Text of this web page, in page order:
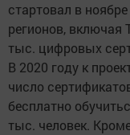
стартовал в
регионов, включая
тыс. цифровых
В 2020 году к
число
бесплатно
тыс. человек.